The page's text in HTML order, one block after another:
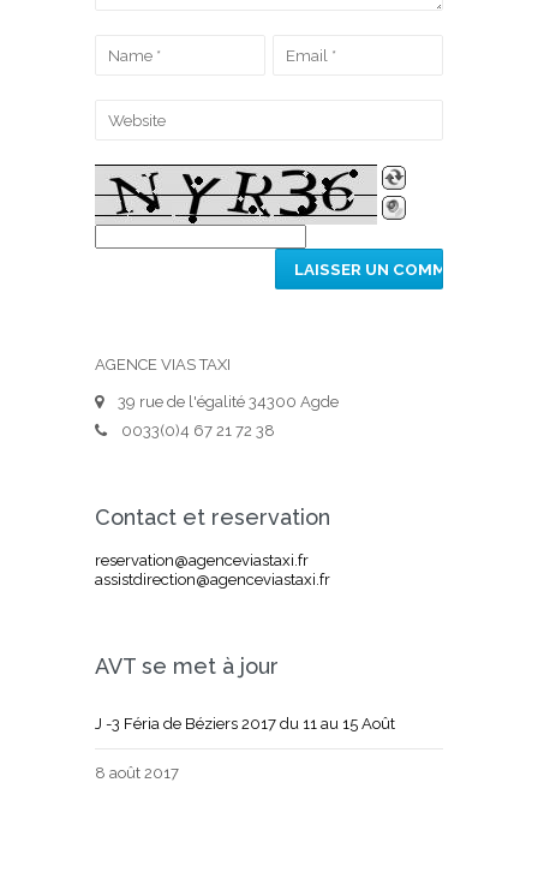
AGENCE VIAS TAXI
39 rue de l'égalité 34300 Agde
0033(0)4 67 21 72 38
Contact et reservation
reservation@agenceviastaxi.fr
assistdirection@agenceviastaxi.fr
AVT se met à jour
J -3 Féria de Béziers 2017 du 11 au 15 Août
8 août 2017